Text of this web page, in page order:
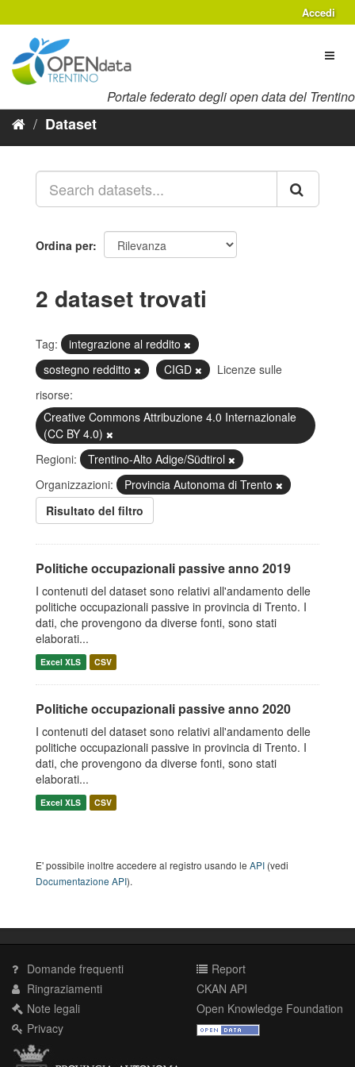
al
contenuto
Accedi
Portale federato degli open data del Trentino
Dataset
Ordina per
2 dataset trovati
Tag:
integrazione al reddito
sostegno redditto
CIGD
Licenze sulle
risorse:
Creative Commons Attribuzione 4.0 Internazionale
(CC BY 4.0)
Regioni:
Trentino-Alto Adige/Südtirol
Organizzazioni:
Provincia Autonoma di Trento
Risultato del filtro
Politiche occupazionali passive anno 2019
I contenuti del dataset sono relativi all'andamento delle
politiche occupazionali passive in provincia di Trento. I
dati, che provengono da diverse fonti, sono stati
elaborati...
Excel XLS CSV
Politiche occupazionali passive anno 2020
I contenuti del dataset sono relativi all'andamento delle
politiche occupazionali passive in provincia di Trento. I
dati, che provengono da diverse fonti, sono stati
elaborati...
Excel XLS CSV
E' possibile inoltre accedere al registro usando le API (vedi
Documentazione API).
Domande frequenti
Ringraziamenti
Note legali
Privacy
Report
CKAN API
Open Knowledge Foundation